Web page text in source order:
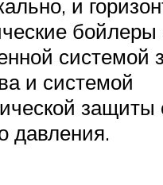
и
системой
и системой
защиты
давления.